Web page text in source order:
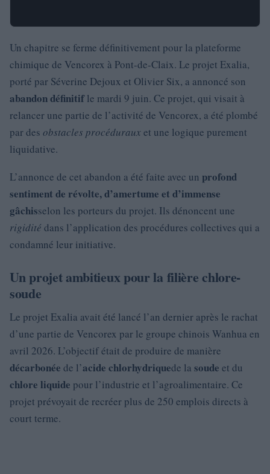
Un chapitre se ferme définitivement pour la plateforme
chimique de Vencorex à Pont-de-Claix. Le projet Exalia,
porté par Séverine Dejoux et Olivier Six, a annoncé son
abandon définitifle mardi 9 juin. Ce projet, qui visait à
relancer une partie de l’activité de Vencorex, a été plombé
par des obstacles procédurauxet une logique purement
liquidative.
L’annonce de cet abandon a été faite avec un profond
sentiment de révolte, d’amertume et d’immense
gâchisselon les porteurs du projet. Ils dénoncent une
rigidité dans l’application des procédures collectives qui a
condamné leur initiative.
Un projet ambitieux pour la filière chlore-
soude
Le projet Exalia avait été lancé l’an dernier après le rachat
d’une partie de Vencorex par le groupe chinois Wanhua en
avril 2026. L’objectif était de produire de manière
décarbonée de l’acide chlorhydriquede la soude et du
chlore liquide pour l’industrie et l’agroalimentaire. Ce
projet prévoyait de recréer plus de 250 emplois directs à
court terme.